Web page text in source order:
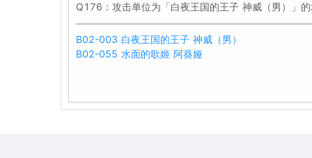
Q176：攻击单位为「白夜王国的王子 神威（男）」
B02-003 白夜王国的王子 神威（男）
B02-055 水面的歌姬 阿葵娅